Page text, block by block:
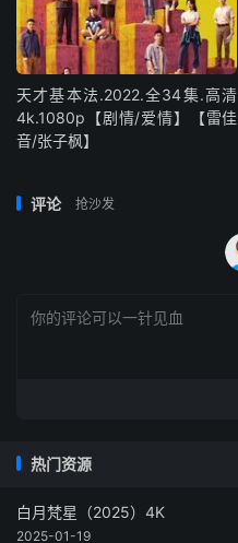
天才基本法.2022.全34集.高清
4k.1080p【剧情/爱情】【雷佳
音/张子枫】
评论 抢沙发
热门资源
白月梵星（2025）4K
2025-01-19